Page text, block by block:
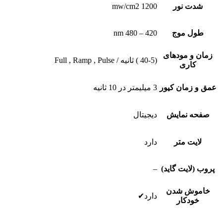
شدت نور 1200 mw/cm2
طول موج 420 – 480 nm
زمان و مودهای
کاری
(40-5 ) ثانیه / Full , Ramp , Pulse
عمق و زمان کیور 3 میلیمتر در 10 ثانیه
صفحه نمایش دیجیتال
لایت متر دارد
پروب (لایت گاید) –
خاموش شدن
خودکار
دارد✔